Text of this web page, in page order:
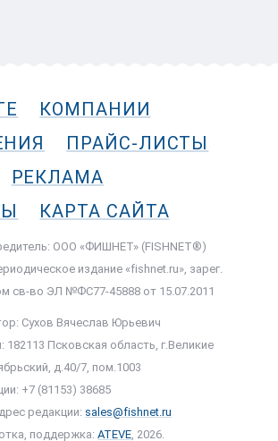
КОМПАНИИ
ПРАЙС-ЛИСТЫ
РЕКЛАМА
КАРТА САЙТА
ООО «ФИШНЕТ» (FISHNET®)
издание «fishnet.ru», зарег.
cв-во ЭЛ №ФС77-45888 от 15.07.2011
Сухов Вячеслав Юрьевич
182113 Псковская область, г.Великие
д.40/7, пом.1003
+7 (81153) 38685
редакции: sales@fishnet.ru
поддержка: ATEVE , 2026.